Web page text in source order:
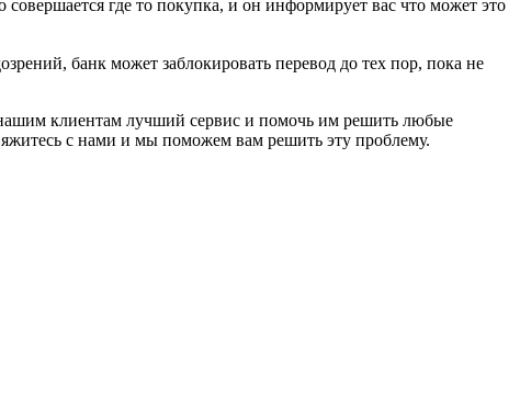
где то покупка, и он информирует вас что может это
банк может заблокировать перевод до тех пор, пока не
клиентам лучший сервис и помочь им решить любые
с нами и мы поможем вам решить эту проблему.